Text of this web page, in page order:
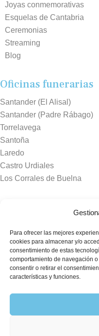
Para ofrecer las mejores
cookies para almacenar y/o
consentimiento de estas
comportamiento de navegación
consentir o retirar el
características y funciones.
Joyas conmemorativas
Esquelas de Cantabria
Ceremonias
Streaming
Blog
Oficinas funerarias
Santander (El Alisal)
Santander (Padre Rábago)
Torrelavega
Santoña
Laredo
Castro Urdiales
Los Corrales de Buelna
Tanatorios y
Sierrallana
Real Valle de Cayón
Laredo
Puente Viesgo